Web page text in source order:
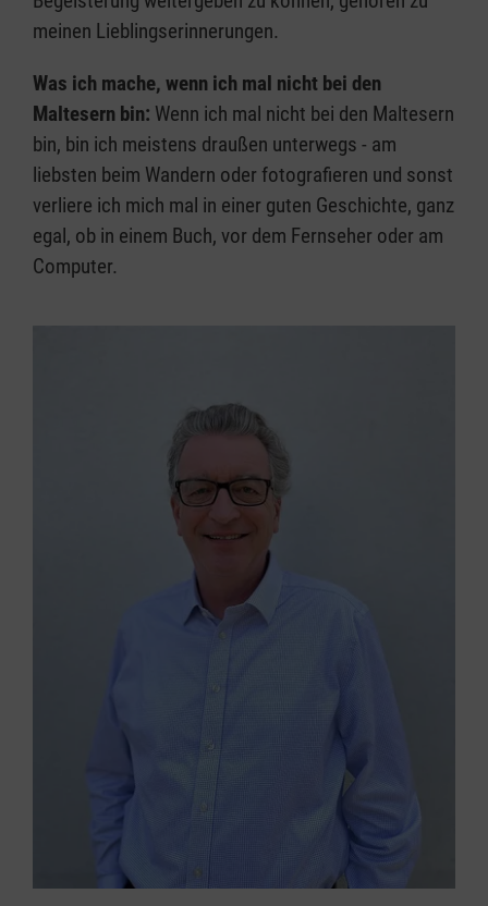
meinen Lieblingserinnerungen.
Was ich mache, wenn ich mal nicht bei den
Maltesern bin: Wenn ich mal nicht bei den Maltesern
bin, bin ich meistens draußen unterwegs - am
liebsten beim Wandern oder fotografieren und sonst
verliere ich mich mal in einer guten Geschichte, ganz
egal, ob in einem Buch, vor dem Fernseher oder am
Computer.